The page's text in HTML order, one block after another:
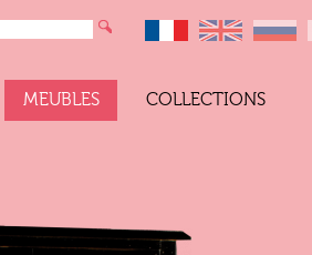
MEUBLES COLLECTIONS